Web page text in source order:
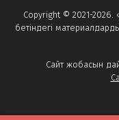
Copyright © 2021-2026.
бетіндегі
Сайт жобасын